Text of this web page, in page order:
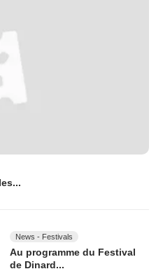
News - Festivals
Au programme du Festival
de Dinard...